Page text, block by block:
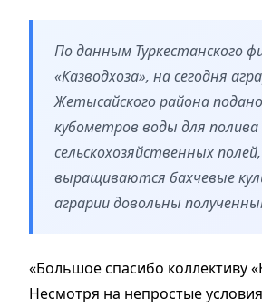
По данным Туркестанского
«Казводхоза», на сегодня
Жетысайского района
кубометров воды для полива
сельскохозяйственных
выращиваются бахчевые
аграрии довольны
«Большое спасибо коллективу
Несмотря на непростые